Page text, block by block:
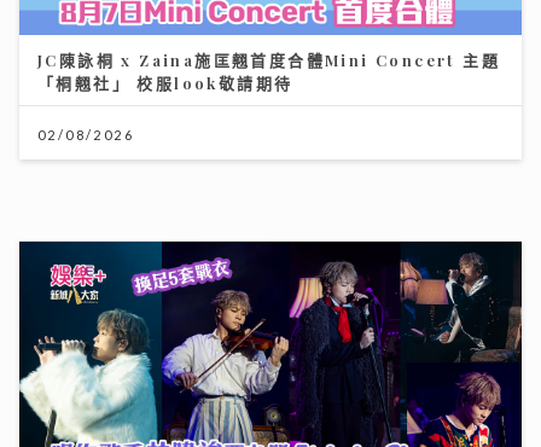
11/07/2026
《開心大派對》｜黎耀祥麥長青分享拍攝旅遊節目辛酸史
敦煌花百多元騎駱駝「搖到攰」
11/07/2026